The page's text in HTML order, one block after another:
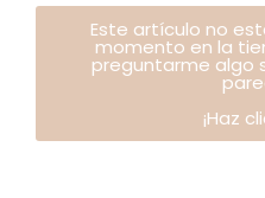
Este artículo no
momento en la
preguntarme algo
¡Haz